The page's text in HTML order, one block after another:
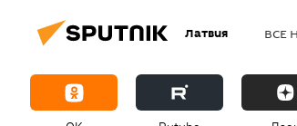
Латвия ВСЕ